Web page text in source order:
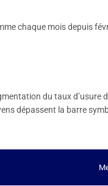
chaque mois depuis
du taux
dépassent la barre